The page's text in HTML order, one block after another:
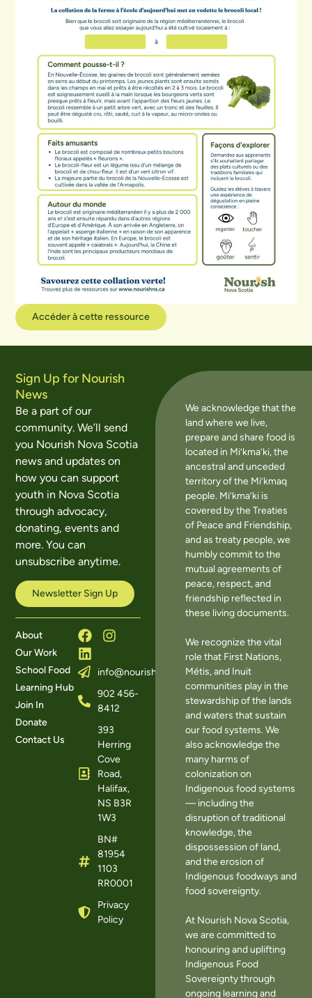
Accéder à cette ressource
Sign Up for Nourish
News
Be a part of our
community. We’ll send
you Nourish Nova Scotia
news and updates on
how you can support
youth in Nova Scotia
through advocacy,
donating, events and
more. You can
unsubscribe anytime.
Newsletter Sign Up
About
Our Work
School Food
Learning Hub
Join In
Donate
Contact Us
info@nourishns.ca
902 456-
8412
393
Herring
Cove
Road,
Halifax,
NS B3R
1W3
BN#
81954
1103
RR0001
Privacy
Policy
We acknowledge that the
land where we live,
prepare and share food is
located in Mi’kma’ki, the
ancestral and unceded
territory of the Mi’kmaq
people. Mi’kma’ki is
covered by the Treaties
of Peace and Friendship,
and as treaty people, we
humbly commit to the
mutual agreements of
peace, respect, and
friendship reflected in
these living documents.
We recognize the vital
role that First Nations,
Métis, and Inuit
communities play in the
stewardship of the lands
and waters that sustain
our food systems. We
also acknowledge the
many harms of
colonization on
Indigenous food systems
— including the
disruption of traditional
knowledge, the
dispossession of land,
and the erosion of
Indigenous foodways and
food sovereignty.
At Nourish Nova Scotia,
we are committed to
honouring and uplifting
Indigenous Food
Sovereignty through
ongoing learning and